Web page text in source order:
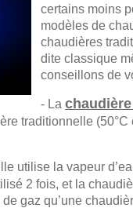
certains moins
modèles de
chaudières
dite classique
conseillons de
- La
traditionnelle
utilise la vapeur
2 fois, et la
gaz qu’une